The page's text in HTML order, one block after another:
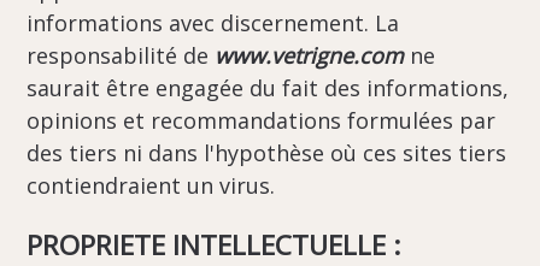
informations avec discernement. La
responsabilité de www.vetrigne.comne
saurait être engagée du fait des informations,
opinions et recommandations formulées par
des tiers ni dans l'hypothèse où ces sites tiers
contiendraient un virus.
PROPRIETE INTELLECTUELLE :